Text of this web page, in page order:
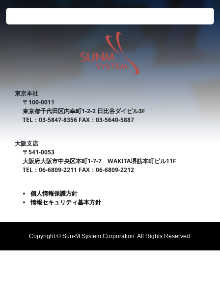
東京本社
〒100-0011
東京都千代田区内幸町1-2-2 日比谷ダイビル3F
TEL：03-5847-8356 FAX：03-5640-5887
大阪支店
〒541-0053
大阪府大阪市中央区本町1-7-7 WAKITA堺筋本町ビル11F
TEL：06-6809-2211 FAX：06-6809-2212
個人情報保護方針
情報セキュリティ基本方針
Copyright © Sun-M System Corporation. All Rights Reserved.